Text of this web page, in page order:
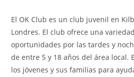
la
El OK Club es un club juvenil en
Londres. El club ofrece una
oportunidades por las tardes y
de entre 5 y 18 años del área local.
los jóvenes y sus familias para